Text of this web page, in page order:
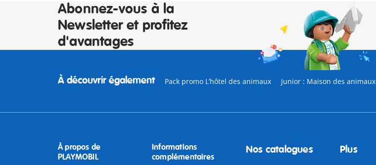
Abonnez-vous à la
Newsletter et profitez
d'avantages
À découvrir également Pack promo L’hôtel des animaux Junior : Maison des animaux
À propos de
PLAYMOBIL
Informations
complémentaires
Nos catalogues Plus